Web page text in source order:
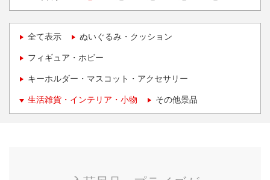
全て表示 ぬいぐるみ・クッション
フィギュア・ホビー
キーホルダー・マスコット・アクセサリー
生活雑貨・インテリア・小物 その他景品